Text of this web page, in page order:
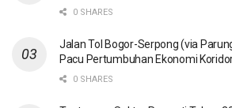
0 SHARES
Jalan Tol Bogor-Serpong (via
Pacu Pertumbuhan Ekonomi
0 SHARES